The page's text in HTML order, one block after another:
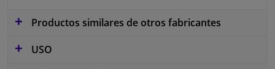
Productos similares de otros fabricantes
USO